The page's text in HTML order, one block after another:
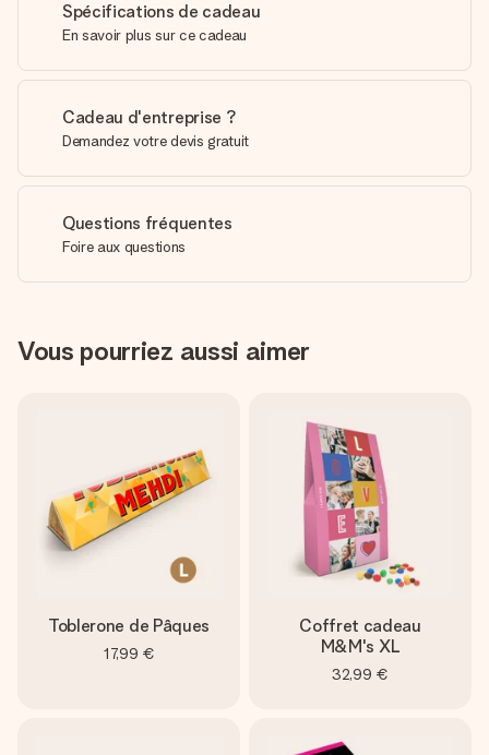
Spécifications de cadeau
En savoir plus sur ce cadeau
Cadeau d'entreprise ?
Demandez votre devis gratuit
Questions fréquentes
Foire aux questions
Vous pourriez aussi aimer
Toblerone de Pâques
17,99 €
Coffret cadeau
M&M's XL
32,99 €